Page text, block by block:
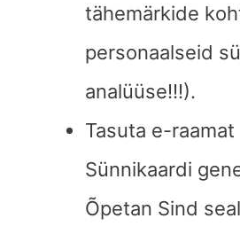
tähemärkide
personaalseid
analüüse!!!).
Tasuta e-
Sünnikaardi
Õpetan Sind